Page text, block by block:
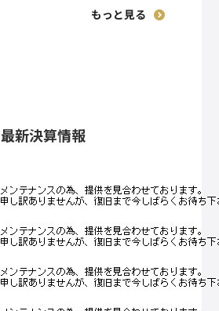
もっと見る
最新決算情報